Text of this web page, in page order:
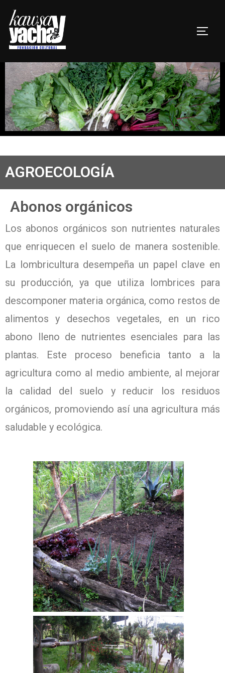
AGROECOLOGÍA
Abonos orgánicos
Los abonos orgánicos son nutrientes naturales
que enriquecen el suelo de manera sostenible.
La lombricultura desempeña un papel clave en
su producción, ya que utiliza lombrices para
descomponer materia orgánica, como restos de
alimentos y desechos vegetales, en un rico
abono lleno de nutrientes esenciales para las
plantas. Este proceso beneficia tanto a la
agricultura como al medio ambiente, al mejorar
la calidad del suelo y reducir los residuos
orgánicos, promoviendo así una agricultura más
saludable y ecológica.